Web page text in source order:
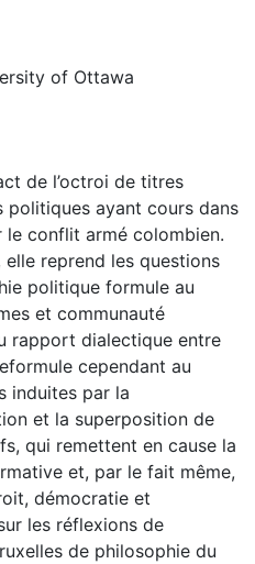
of Ottawa
de l’octroi de titres
politiques ayant cours dans
conflit armé colombien.
reprend les questions
politique formule au
et communauté
rapport dialectique entre
cependant au
induites par la
et la superposition de
qui remettent en cause la
et, par le fait même,
démocratie et
les réflexions de
de philosophie du